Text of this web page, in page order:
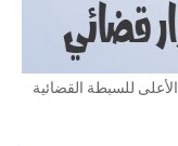
الأعلى للسبطة القضائية